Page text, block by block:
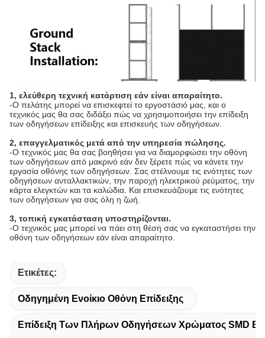
1, ελεύθερη τεχνική κατάρτιση εάν είναι απαραίτητο.
-Ο πελάτης μπορεί να επισκεφτεί το εργοστάσιό μας, και ο
τεχνικός μας θα σας διδάξει πώς να χρησιμοποιήσει την επίδειξη
των οδηγήσεων επίδειξης και επισκευής των οδηγήσεων.
2, επαγγελματικός μετά από την υπηρεσία πώλησης.
-Ο τεχνικός μας θα σας βοηθήσει για να διαμορφώσει την οθόνη
των οδηγήσεων από μακρινό εάν δεν ξέρετε πώς να κάνετε την
εργασία οθόνης των οδηγήσεων. Σας στέλνουμε τις ενότητες των
οδηγήσεων ανταλλακτικών, την παροχή ηλεκτρικού ρεύματος, την
κάρτα ελεγκτών και τα καλώδια. Και επισκευάζουμε τις ενότητες
των οδηγήσεων για σας όλη η ζωή.
3, τοπική εγκατάσταση υποστηρίζονται.
-Ο τεχνικός μας μπορεί να πάει στη θέση σας να εγκαταστήσει την
οθόνη των οδηγήσεων εάν είναι απαραίτητο.
αγοράστε 1 κομμάτι.
Ετικέτες:
Οδηγημένη Ενοίκιο Οθόνη Επίδειξης
Επίδειξη Των Πλήρων Οδηγήσεων Χρώματος SMD